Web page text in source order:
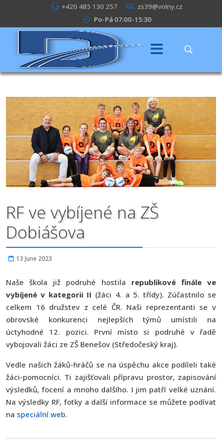
+420 485 130 257
zs39@volny.cz
Po-Pá 07:00-15:30
RF ve vybíjené na ZŠ
Dobiášova
13 June 2023
Naše škola již podruhé hostila republikové finále ve
vybíjené v kategorii II (žáci 4. a 5. třídy). Zúčastnilo se
celkem 16 družstev z celé ČR. Naši reprezentanti se v
obrovské konkurenci nejlepších týmů umístili na
úctyhodné 12. pozici. První místo si podruhé v řadě
vybojovali žáci ze ZŠ Benešov (Středočeský kraj).
Vedle našich žáků-hráčů se na úspěchu akce podíleli také
žáci-pomocníci. Ti zajišťovali přípravu prostor, zapisování
výsledků, focení a mnoho dalšího. I jim patří velké uznání.
Na výsledky RF, fotky a další informace se můžete podívat
na speciální web.